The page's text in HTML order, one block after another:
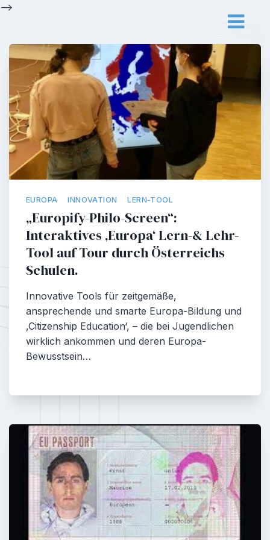
Skip
-->
EUROPA INNOVATION LERN-TOOL
„Europify-Philo-Screen“:
Interaktives ‚Europa‘ Lern-& Lehr-
Tool auf Tour durch Österreichs
Schulen.
Innovative Tools für zeitgemäße,
ansprechende und smarte Europa-Bildung und
‚Citizenship Education‘, – die bei Jugendlichen
wirklich ankommen und deren Europa-
Bewusstsein…